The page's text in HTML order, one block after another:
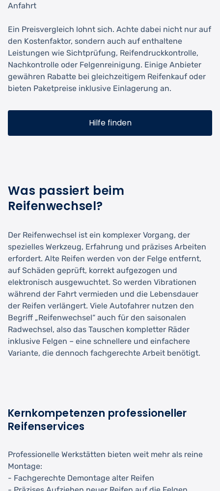
Anfahrt
Ein Preisvergleich lohnt sich. Achte dabei nicht nur auf
den Kostenfaktor, sondern auch auf enthaltene
Leistungen wie Sichtprüfung, Reifendruckkontrolle,
Nachkontrolle oder Felgenreinigung. Einige Anbieter
gewähren Rabatte bei gleichzeitigem Reifenkauf oder
bieten Paketpreise inklusive Einlagerung an.
Hilfe finden
Was passiert beim
Reifenwechsel?
Der Reifenwechsel ist ein komplexer Vorgang, der
spezielles Werkzeug, Erfahrung und präzises Arbeiten
erfordert. Alte Reifen werden von der Felge entfernt,
auf Schäden geprüft, korrekt aufgezogen und
elektronisch ausgewuchtet. So werden Vibrationen
während der Fahrt vermieden und die Lebensdauer
der Reifen verlängert. Viele Autofahrer nutzen den
Begriff „Reifenwechsel“ auch für den saisonalen
Radwechsel, also das Tauschen kompletter Räder
inklusive Felgen – eine schnellere und einfachere
Variante, die dennoch fachgerechte Arbeit benötigt.
Kernkompetenzen professioneller
Reifenservices
Professionelle Werkstätten bieten weit mehr als reine
Montage:
- Fachgerechte Demontage alter Reifen